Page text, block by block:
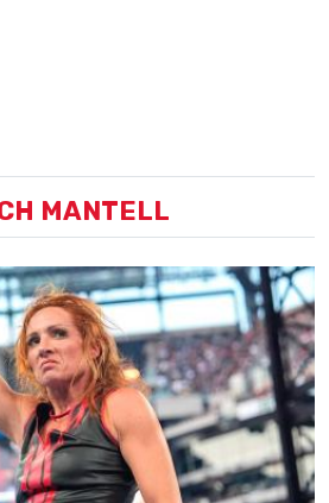
MANTELL